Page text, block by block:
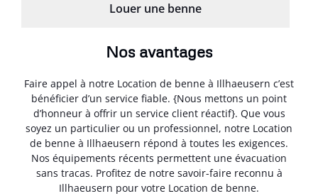
Louer une benne
Nos avantages
Faire appel à notre Location de benne à Illhaeusern c’est
bénéficier d’un service fiable. {Nous mettons un point
d’honneur à offrir un service client réactif}. Que vous
soyez un particulier ou un professionnel, notre Location
de benne à Illhaeusern répond à toutes les exigences.
Nos équipements récents permettent une évacuation
sans tracas. Profitez de notre savoir-faire reconnu à
Illhaeusern pour votre Location de benne.